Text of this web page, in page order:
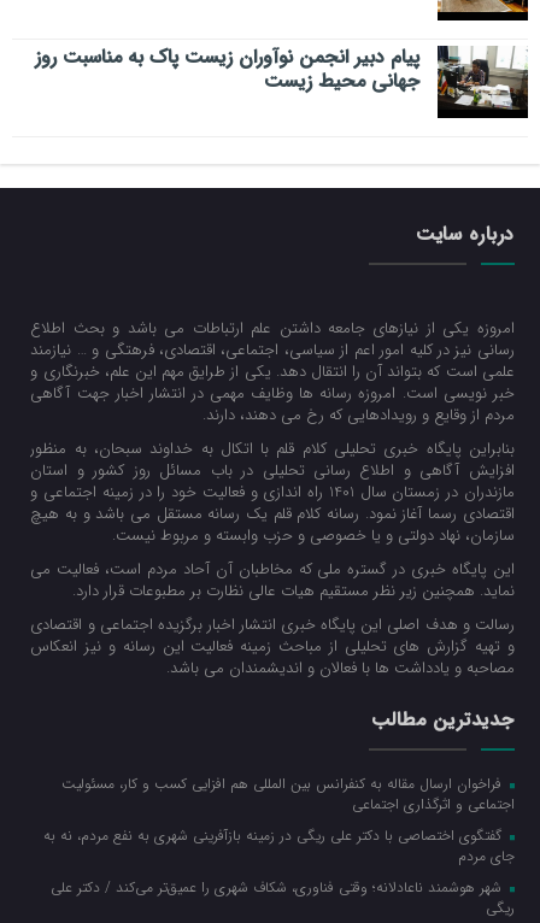
پیام دبیر انجمن نوآوران زیست پاک به مناسبت روز
جهانی محیط زیست
درباره سایت
امروزه یکی از نیازهای جامعه داشتن علم ارتباطات می باشد و بحث اطلاع
رسانی نیز در کلیه امور اعم از سیاسی، اجتماعی، اقتصادی، فرهتگی و … نیازمند
علمی است که بتواند آن را انتقال دهد. یکی از طرایق مهم این علم، خبرنگاری و
خبر نویسی است. امروزه رسانه ها وظایف مهمی در انتشار اخبار جهت آگاهی
مردم از وقایع و رویدادهایی که رخ می دهند، دارند.
بنابراین پایگاه خبری تحلیلی کلام قلم با اتکال به خداوند سبحان، به منظور
افزایش آگاهی و اطلاع رسانی تحلیلی در باب مسائل روز کشور و استان
مازندران در زمستان سال 1401 راه اندازی و فعالیت خود را در زمینه اجتماعی و
اقتصادی رسما آغاز نمود. رسانه کلام قلم یک رسانه مستقل می باشد و به هیچ
سازمان، نهاد دولتی و یا خصوصی و حزب وابسته و مربوط نیست.
این پایگاه خبری در گستره ملی که مخاطبان آن آحاد مردم است، فعالیت می
نماید. همچنین زیر نظر مستقیم هیات عالی نظارت بر مطبوعات قرار دارد.
رسالت و هدف اصلی این پایگاه خبری انتشار اخبار برگزیده اجتماعی و اقتصادی
و تهیه گزارش های تحلیلی از مباحث زمینه فعالیت این رسانه و نیز انعکاس
مصاحبه و یادداشت ها با فعالان و اندیشمندان می باشد.
جدیدترین مطالب
فراخوان ارسال مقاله به کنفرانس بین المللی هم افزایی کسب و کار، مسئولیت
اجتماعی و اثرگذاری اجتماعی
گفتگوی اختصاصی با دکتر علی ریگی در زمینه بازآفرینی شهری به نفع مردم، نه به
جای مردم
شهر هوشمند ناعادلانه؛ وقتی فناوری، شکاف شهری را عمیق‌تر می‌کند / دکتر علی
ریگی